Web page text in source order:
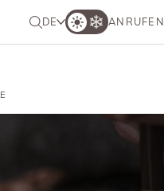
DE ANRUFEN